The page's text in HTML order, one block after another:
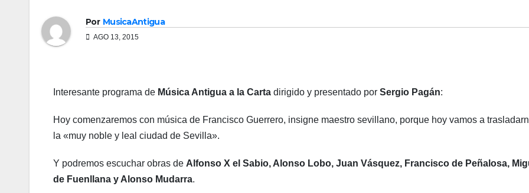
Por MusicaAntigua
AGO 13, 2015
Interesante programa de Música Antigua a la Carta dirigido y presentado por Sergio Pagán:
Hoy comenzaremos con música de Francisco Guerrero, insigne maestro sevillano, porque hoy vamos a
la «muy noble y leal ciudad de Sevilla».
Y podremos escuchar obras de Alfonso X el Sabio, Alonso Lobo, Juan Vásquez, Francisco de Peñalosa,
de Fuenllana y Alonso Mudarra.